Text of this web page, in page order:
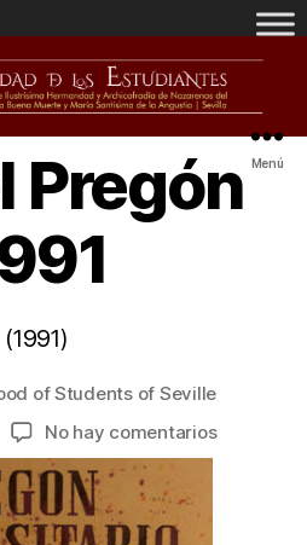
Menú
Pregón
(1991)
of Students of Seville
No hay comentarios